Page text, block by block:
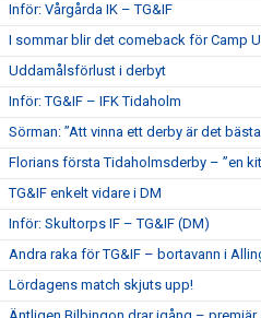
Inför: Vårgårda IK – TG&IF
I sommar blir det comeback för Camp
Uddamålsförlust i derbyt
Inför: TG&IF – IFK Tidaholm
Sörman: ”Att vinna ett derby är det
Florians första Tidaholmsderby – ”en
TG&IF enkelt vidare i DM
Inför: Skultorps IF – TG&IF (DM)
Andra raka för TG&IF – bortavann i
Lördagens match skjuts upp!